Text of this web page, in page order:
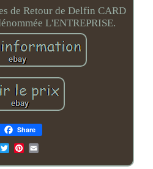
de Retour de Delfin CARD
L'ENTREPRISE.
Share
Email